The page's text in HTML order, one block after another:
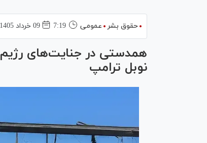
حقوق بشر عمومی 7:19 09 خرداد 1405
همدستی در جنایت‌های
نوبل ترامپ